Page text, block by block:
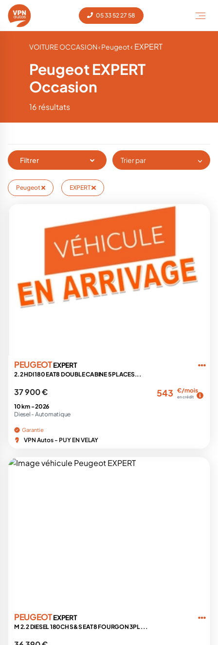
05 33 52 27 58
VOITURE OCCASION‹ Peugeot‹ EXPERT
Peugeot EXPERT
Occasion
16 résultats
Filtrer Trier par
Peugeot EXPERT
PEUGEOTEXPERT
2.2 HDI 180 EAT8 DOUBLE CABINE 5 PLACES...
37 900 € 543 €/mois
en crédit
10 km -2026
Diesel - Automatique
Garantie
VPN Autos - PUY EN VELAY
PEUGEOTEXPERT
M 2.2 DIESEL 180CH S&S EAT8 FOURGON 3PL ...